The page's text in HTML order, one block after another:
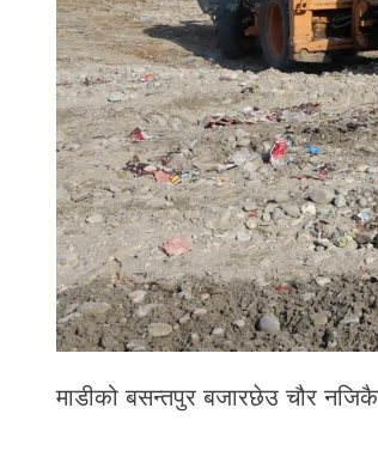
माडीको बसन्तपुर बजारछेउ चौर